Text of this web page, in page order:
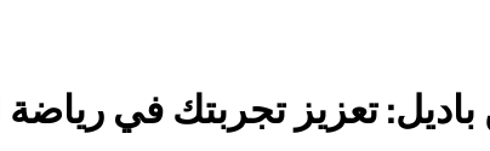
باديل: تعزيز تجربتك في رياضة